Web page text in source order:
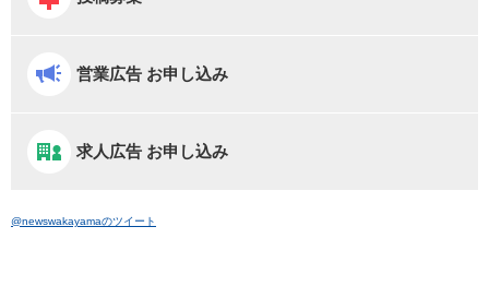
営業広告 お申し込み
求人広告 お申し込み
@newswakayamaのツイート